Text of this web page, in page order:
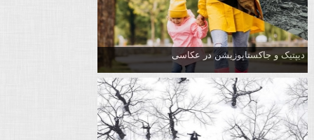
دیپتیک و جاکستا‌پوزیشن در عکاسی